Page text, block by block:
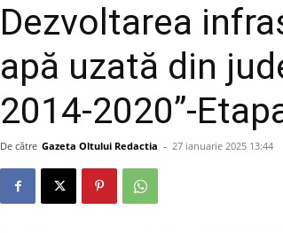
Dezvoltarea
apă uzată din
2014-2020”-
De către Gazeta Oltului Redactia - 27 ianuarie 2025 13:44